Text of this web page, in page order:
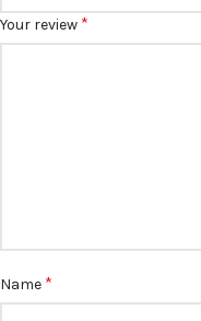
Your review *
Name *